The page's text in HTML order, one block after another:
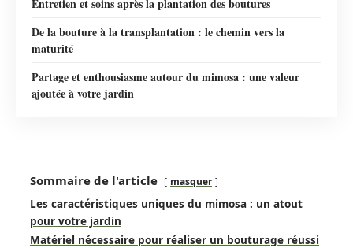
De la bouture à la transplantation : le chemin vers la
maturité
Partage et enthousiasme autour du mimosa : une valeur
ajoutée à votre jardin
Sommaire de l'article masquer
Les caractéristiques uniques du mimosa : un atout
pour votre jardin
Matériel nécessaire pour réaliser un bouturage réussi